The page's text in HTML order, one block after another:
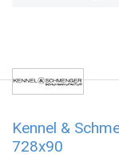
Kennel &
728x90